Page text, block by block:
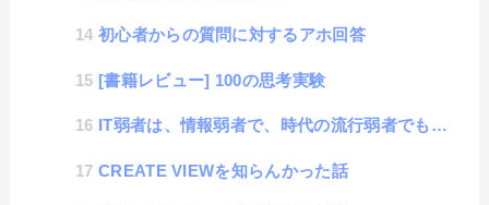
初心者からの質問に対するアホ回答
[書籍レビュー] 100の思考実験
IT弱者は、情報弱者で、時代の流行弱者でもある話
CREATE VIEWを知らんかった話